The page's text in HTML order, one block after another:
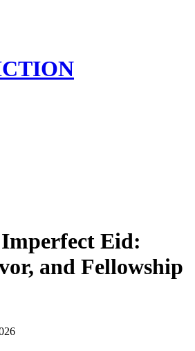
Eid:
and Fellowship